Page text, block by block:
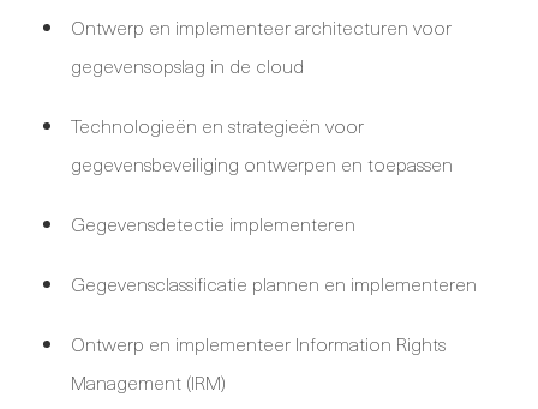
Ontwerp en implementeer architecturen voor
gegevensopslag in de cloud
Technologieën en strategieën voor
gegevensbeveiliging ontwerpen en toepassen
Gegevensdetectie implementeren
Gegevensclassificatie plannen en implementeren
Ontwerp en implementeer Information Rights
Management (IRM)